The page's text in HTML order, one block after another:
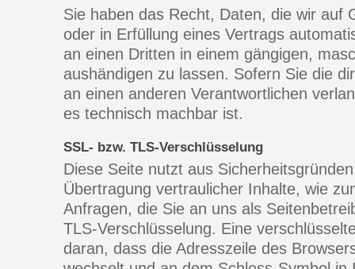
Sie haben das Recht, Daten, die wir auf
oder in Erfüllung eines Vertrags
an einen Dritten in einem gängigen,
aushändigen zu lassen. Sofern Sie die
an einen anderen Verantwortlichen
es technisch machbar ist.
SSL- bzw. TLS-Verschlüsselung
Diese Seite nutzt aus
Übertragung vertraulicher Inhalte, wie
Anfragen, die Sie an uns als
TLS-Verschlüsselung. Eine
daran, dass die Adresszeile des